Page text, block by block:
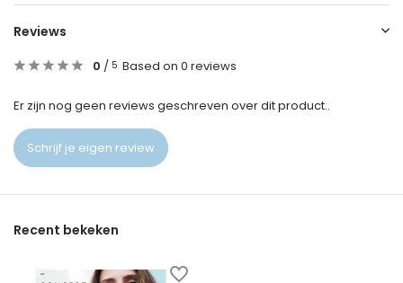
Reviews
0 / 5 Based on 0 reviews
Er zijn nog geen reviews geschreven over dit product..
Schrijf je eigen review
Recent bekeken